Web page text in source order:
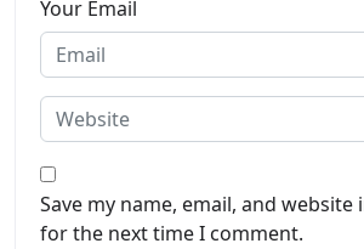
Your Email
Save my name, email, and
for the next time I comment.